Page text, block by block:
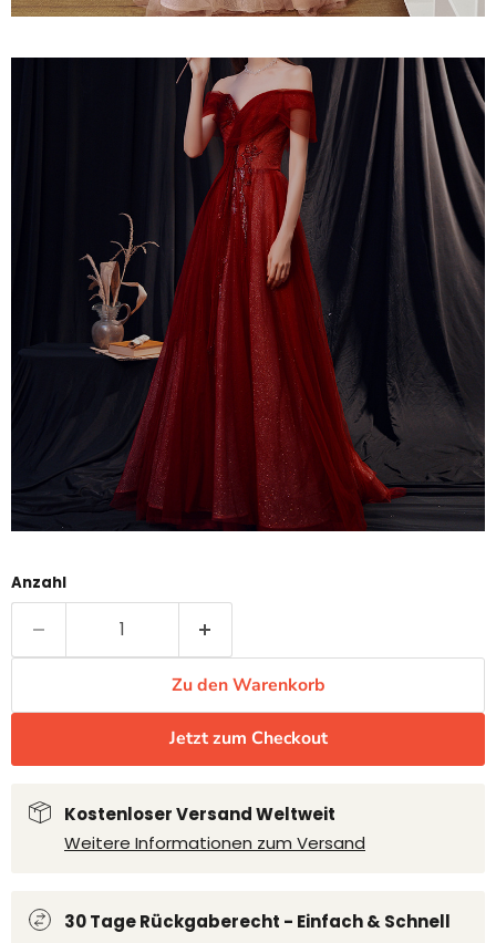
Anzahl
Zu den Warenkorb
Jetzt zum Checkout
Kostenloser Versand Weltweit
Weitere Informationen zum Versand
30 Tage Rückgaberecht - Einfach & Schnell